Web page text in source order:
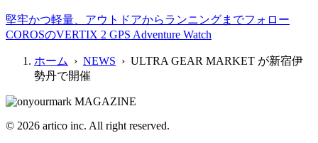
堅牢かつ軽量、アウトドアからランニングまでフォロー
COROSのVERTIX 2 GPS Adventure Watch
ホーム › NEWS › ULTRA GEAR MARKET が新宿伊
勢丹で開催
© 2026 artico inc. All right reserved.